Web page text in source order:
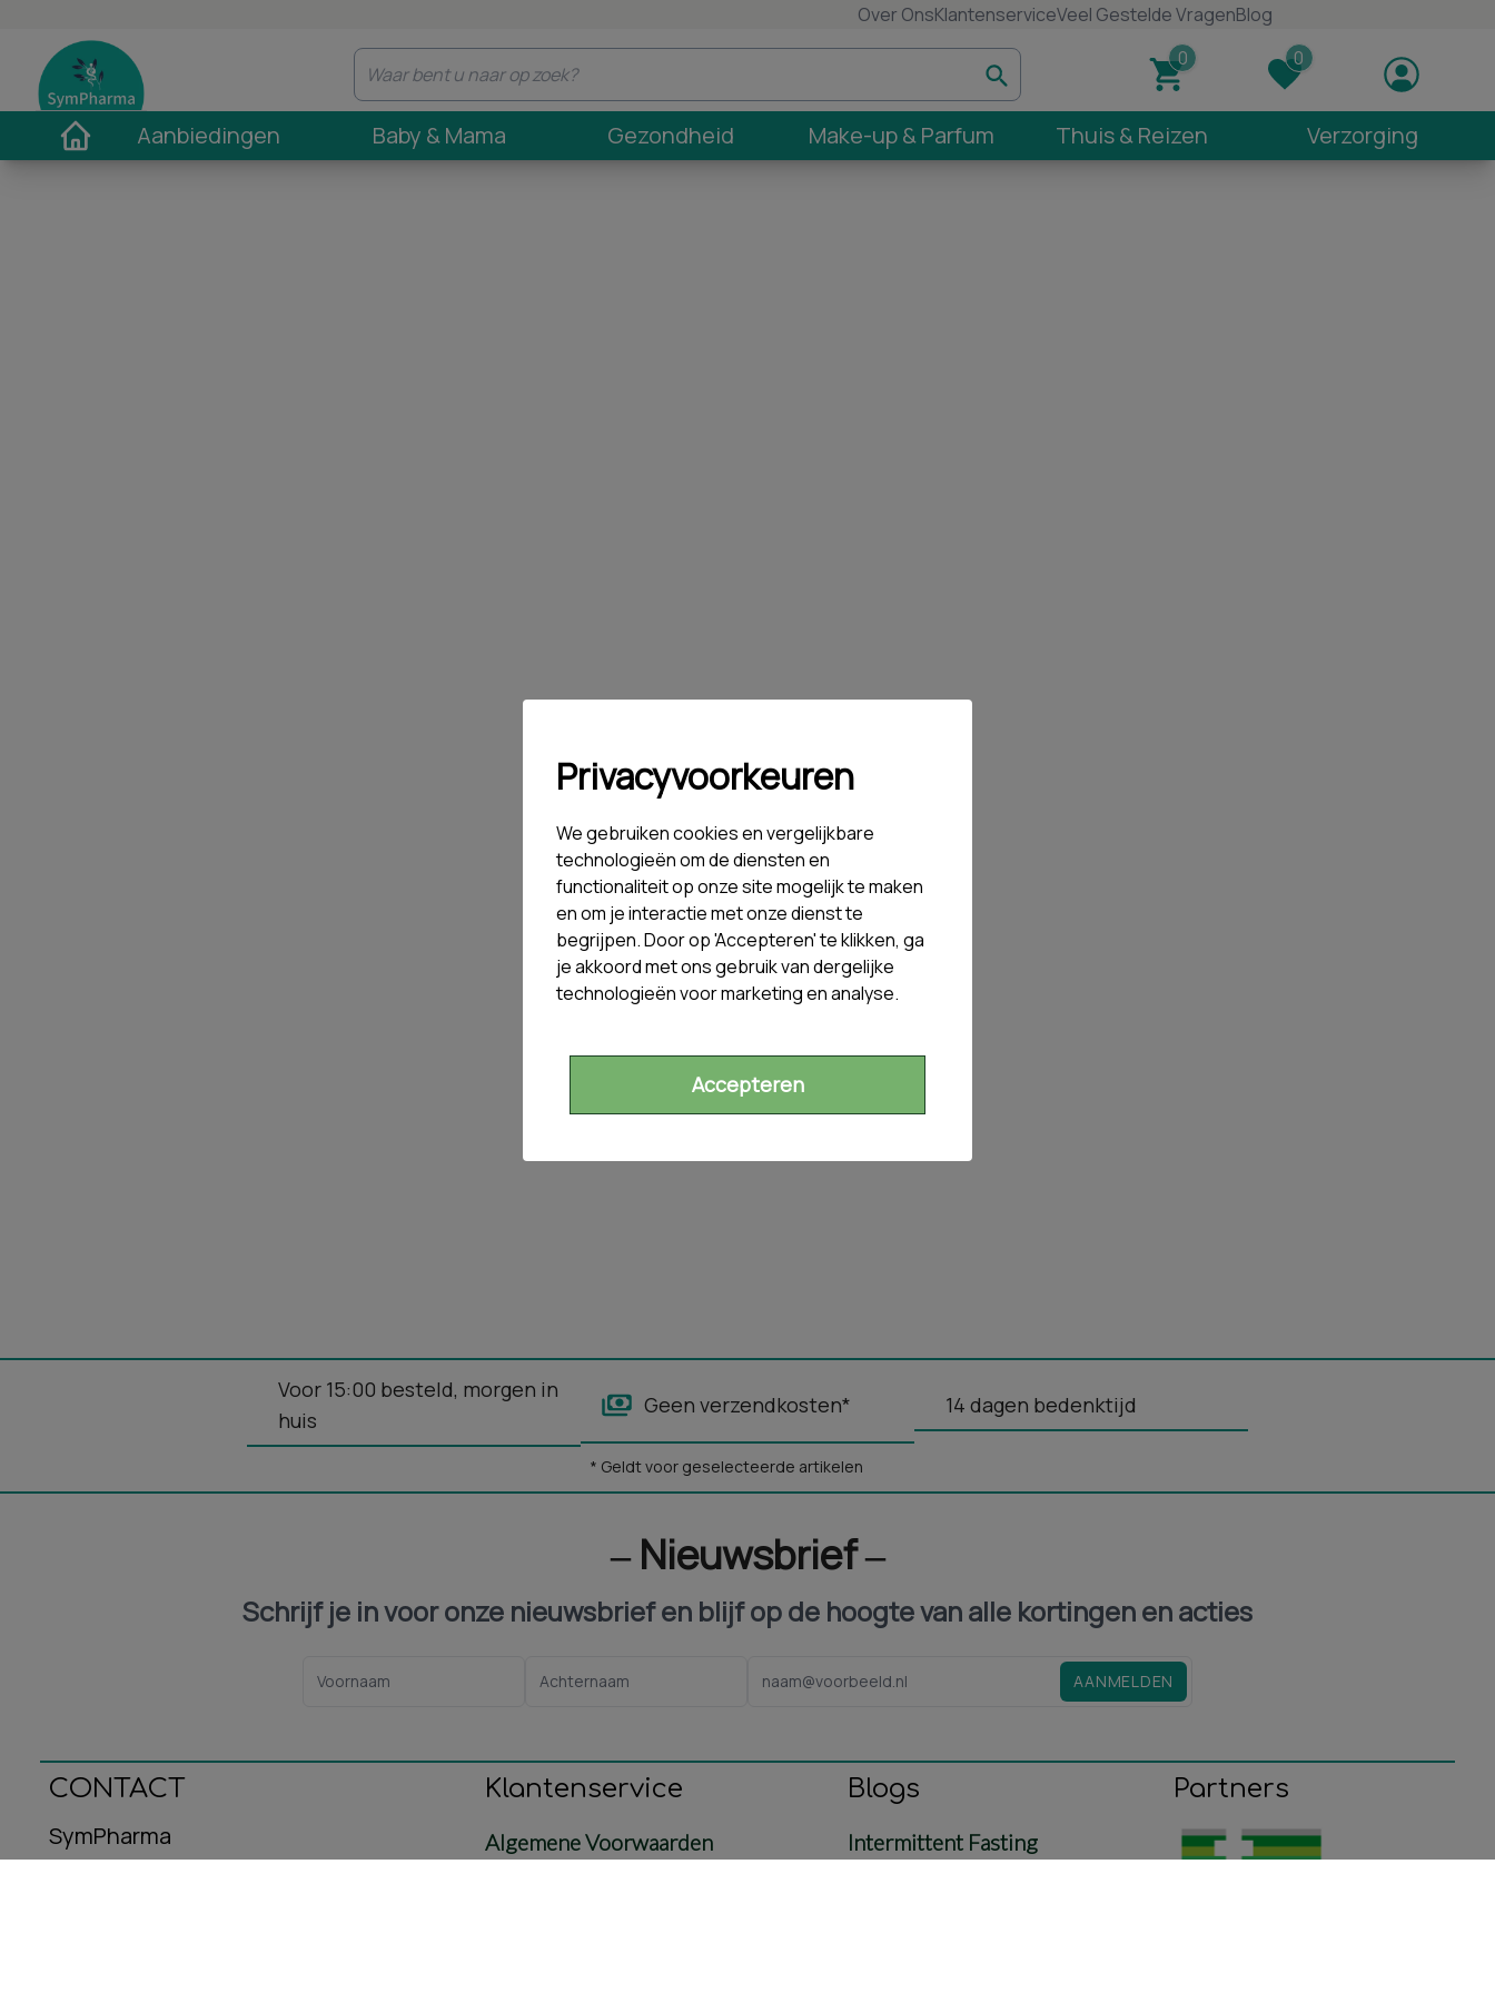
Over OnsKlantenserviceVeel Gestelde VragenBlog
Aanbiedingen Baby & Mama Gezondheid Make-up & Parfum Thuis & Reizen Verzorging
Privacyvoorkeuren
We gebruiken cookies en vergelijkbare
technologieën om de diensten en
functionaliteit op onze site mogelijk te maken
en om je interactie met onze dienst te
begrijpen. Door op 'Accepteren' te klikken, ga
je akkoord met ons gebruik van dergelijke
technologieën voor marketing en analyse.
Accepteren
Voor 15:00 besteld, morgen in
huis
Geen verzendkosten* 14 dagen bedenktijd
* Geldt voor geselecteerde artikelen
‒ Nieuwsbrief ‒
Schrijf je in voor onze nieuwsbrief en blijf op de hoogte van alle kortingen en acties
AANMELDEN
CONTACT
SymPharma
Oeralstraat 12
Klantenservice
Algemene Voorwaarden
Blogs
Intermittent Fasting
Partners